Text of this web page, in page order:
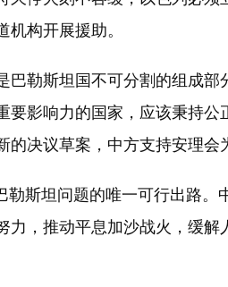
构开展援助。
勒斯坦国不可分割的组成部
要影响力的国家，应该秉持
决议草案，中方支持安理会
坦问题的唯一可行出路。
，推动平息加沙战火，缓